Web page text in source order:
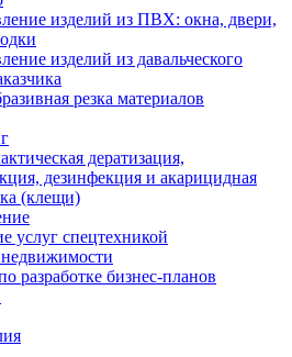
изделий из ПВХ: окна, двери,
изделий из давальческого
резка материалов
дератизация,
дезинфекция и акарицидная
(клещи)
услуг спецтехникой
разработке бизнес-планов